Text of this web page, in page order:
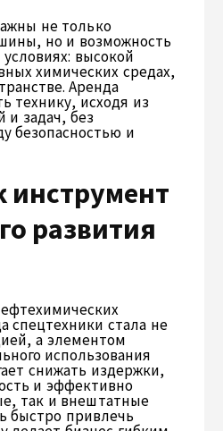
не только
но и возможность
высокой
химических средах,
Аренда
технику, исходя из
и задач, без
безопасностью и
инструмент
развития
спецтехники стала не
а элементом
использования
снижать издержки,
и эффективно
так и внештатные
быстро привлечь